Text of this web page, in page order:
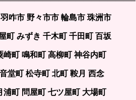
咋市 野々市市 輪島市 珠洲市
町 みずき 千木町 千田町 百坂
崎町 鳴和町 高柳町 神谷内町
堂町 松寺町 北町 鞍月 西念
町 問屋町 七ツ屋町 大場町